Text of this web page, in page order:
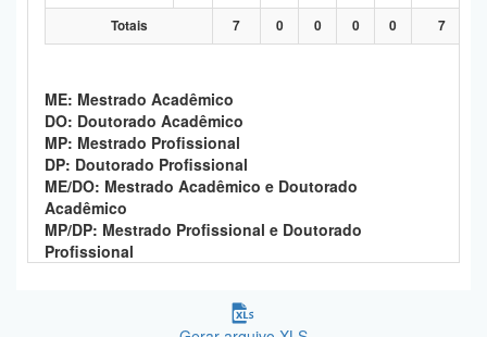
Totais 7 0 0 0 0 7
ME: Mestrado Acadêmico
DO: Doutorado Acadêmico
MP: Mestrado Profissional
DP: Doutorado Profissional
ME/DO: Mestrado Acadêmico e Doutorado
Acadêmico
MP/DP: Mestrado Profissional e Doutorado
Profissional